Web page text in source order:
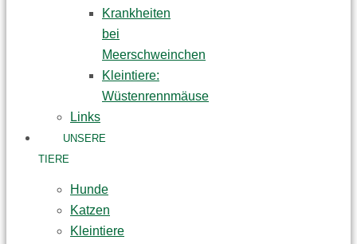
Krankheiten
bei
Meerschweinchen
Kleintiere:
Wüstenrennmäuse
Links
UNSERE
TIERE
Hunde
Katzen
Kleintiere